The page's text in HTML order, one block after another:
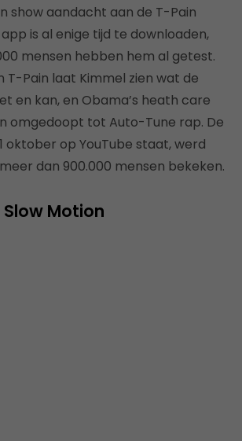
show aandacht aan de T-Pain
is al enige tijd te downloaden,
mensen hebben hem al getest.
T-Pain laat Kimmel zien wat de
en kan, en Obama’s heath care
omgedoopt tot Auto-Tune rap. De
oktober op YouTube staat, werd
dan 900.000 mensen bekeken.
Slow Motion